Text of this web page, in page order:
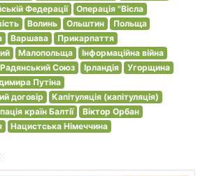
Федерації
Операція "Вісла
Волинь Ольштин
Польща
Варшава
Прикарпаття
Малопольща
Інформаційна війна
Радянський Союз Ірландія
Угорщина
Путіна
договір
Капітуляція (капітуляція)
країн Балтії
Віктор Орбан
Нацистська Німеччина